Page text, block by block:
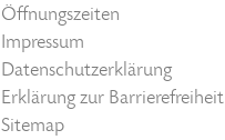
Öffnungszeiten
Impressum
Datenschutzerklärung
Erklärung zur Barrierefreiheit
Sitemap